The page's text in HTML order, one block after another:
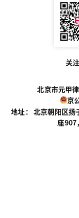
关
北京市元甲
京
地址： 北京朝阳区扬
座907